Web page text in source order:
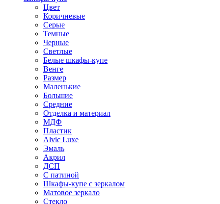
Цвет
Коричневые
Серые
Темные
Черные
Светлые
Белые шкафы-купе
Венге
Размер
Маленькие
Большие
Средние
Отделка и материал
МДФ
Пластик
Alvic Luxe
Эмаль
Акрил
ДСП
С патиной
Шкафы-купе с зеркалом
Матовое зеркало
Стекло